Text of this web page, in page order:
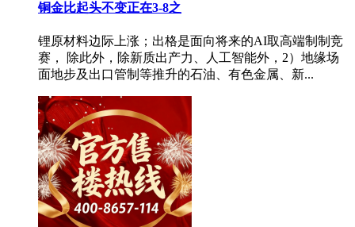
铜金比起头不变正在3-8之
锂原材料边际上涨；出格是面向将来的AI取高端制制竞
赛， 除此外，除新质出产力、人工智能外，2）地缘场
面地步及出口管制等推升的石油、有色金属、新...